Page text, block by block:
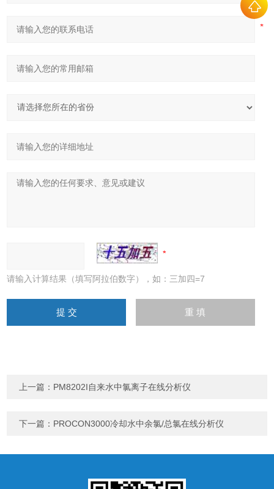
请输入计算结果（填写阿拉伯数字），如：三加四=7
上一篇： PM8202I自来水中氯离子在线分析仪
下一篇： PROCON3000冷却水中余氯/总氯在线分析仪